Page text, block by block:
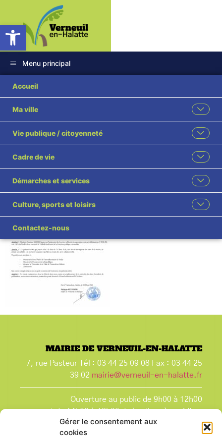
Ouvrir la barre d’outils
Gérer le consentement aux
cookies
Menu principal
Accueil
Ma ville
Vie publique / citoyenneté
Cadre de vie
Démarches et services
Culture, sports et loisirs
Contactez-nous
2026 134GRH
Délégation Corinne
SKORIC
MAIRIE DE VERNEUIL-EN-HALATTE
7, rue Pasteur Tél : 03 44 25 09 08 Fax : 03 44 25
39 02 mairie@verneuil-en-halatte.fr
Ouverture au public de 9h00 à 12h00
et de 14h00 à 18h00 du lundi après-midi au
vendredi,
et le samedi de 9h00 à 12h00.